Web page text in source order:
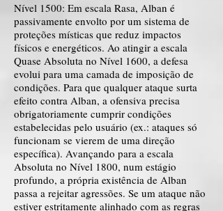
Nível 1500: Em escala Rasa, Alban é
passivamente envolto por um sistema de
proteções místicas que reduz impactos
físicos e energéticos. Ao atingir a escala
Quase Absoluta no Nível 1600, a defesa
evolui para uma camada de imposição de
condições. Para que qualquer ataque surta
efeito contra Alban, a ofensiva precisa
obrigatoriamente cumprir condições
estabelecidas pelo usuário (ex.: ataques só
funcionam se vierem de uma direção
específica). Avançando para a escala
Absoluta no Nível 1800, num estágio
profundo, a própria existência de Alban
passa a rejeitar agressões. Se um ataque não
estiver estritamente alinhado com as regras